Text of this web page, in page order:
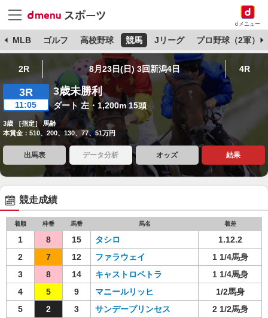
dメニュー
MLB ゴルフ 高校野球 競馬 Jリーグ プロ野球（2軍）
2R 8月23日(日) 3回新潟4日 4R
3R
11:05
3歳未勝利
ダート 左・1,200m 15頭
3歳 ［指定］ 馬齢
本賞金：510、200、130、77、51万円
出馬表 データ分析 オッズ 結果
競走成績
着順 枠番 馬番 馬名 着差
1 8 15 タシロ
1.12.2
2
7 12 ファラウェイ
1 1/4馬身
3
8 14 キャストロペトラ
1 1/4馬身
4
5 9 マニールリッヒ
1/2馬身
5
2 3 サンデープリンセス
2 1/2馬身